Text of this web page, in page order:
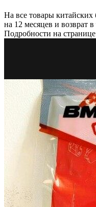
На все товары китайских
на 12 месяцев и возврат
Подробности на